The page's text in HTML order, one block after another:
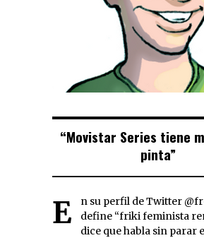
“Movistar Series tiene
pinta”
En su perfil de Twitter @freakscity se
define “friki feminista
dice que habla sin parar